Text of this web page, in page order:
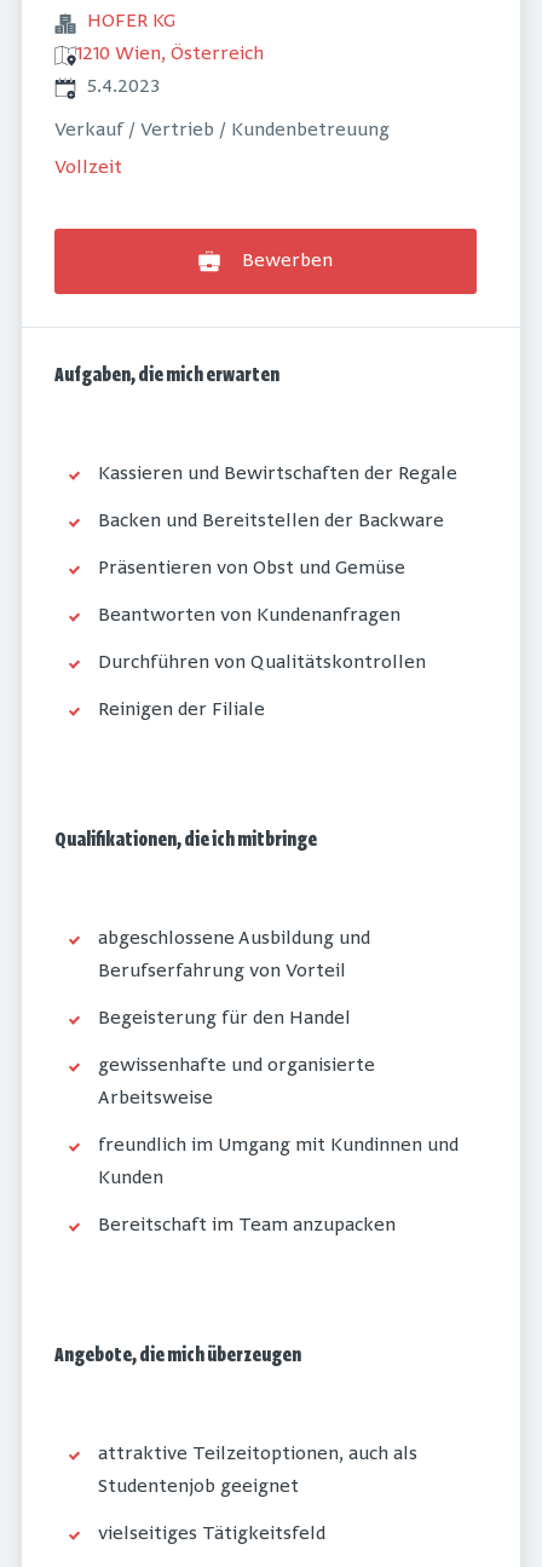
HOFER KG
1210 Wien, Österreich
Veröffentlicht
5.4.2023
Verkauf / Vertrieb / Kundenbetreuung
Vollzeit
Bewerben
Aufgaben, die mich erwarten
Kassieren und Bewirtschaften der Regale
Backen und Bereitstellen der Backware
Präsentieren von Obst und Gemüse
Beantworten von Kundenanfragen
Durchführen von Qualitätskontrollen
Reinigen der Filiale
Qualifikationen, die ich mitbringe
abgeschlossene Ausbildung und
Berufserfahrung von Vorteil
Begeisterung für den Handel
gewissenhafte und organisierte
Arbeitsweise
freundlich im Umgang mit Kundinnen und
Kunden
Bereitschaft im Team anzupacken
Angebote, die mich überzeugen
attraktive Teilzeitoptionen, auch als
Studentenjob geeignet
vielseitiges Tätigkeitsfeld